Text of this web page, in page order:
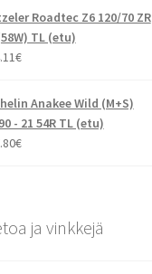
Roadtec Z6 120/70 ZR
TL (etu)
€
Anakee Wild (M+S)
- 21 54R TL (etu)
€
ja vinkkejä